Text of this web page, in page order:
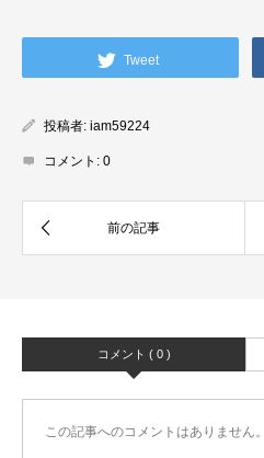
Tweet
投稿者: iam59224
コメント: 0
コメント ( 0 )
この記事へのコメントはありません。